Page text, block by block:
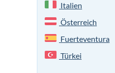
Italien
Österreich
Fuerteventura
Türkei